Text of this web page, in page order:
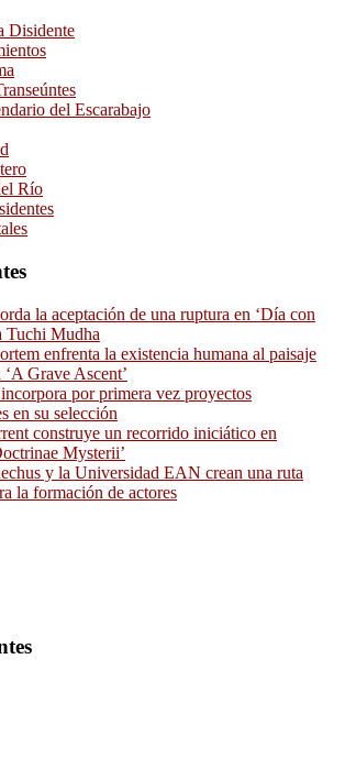
Disidente
del Escarabajo
Río
la aceptación de una ruptura en ‘Día con
Tuchi Mudha
enfrenta la existencia humana al paisaje
Grave Ascent’
por primera vez proyectos
en su selección
construye un recorrido iniciático en
Mysterii’
y la Universidad EAN crean una ruta
la formación de actores